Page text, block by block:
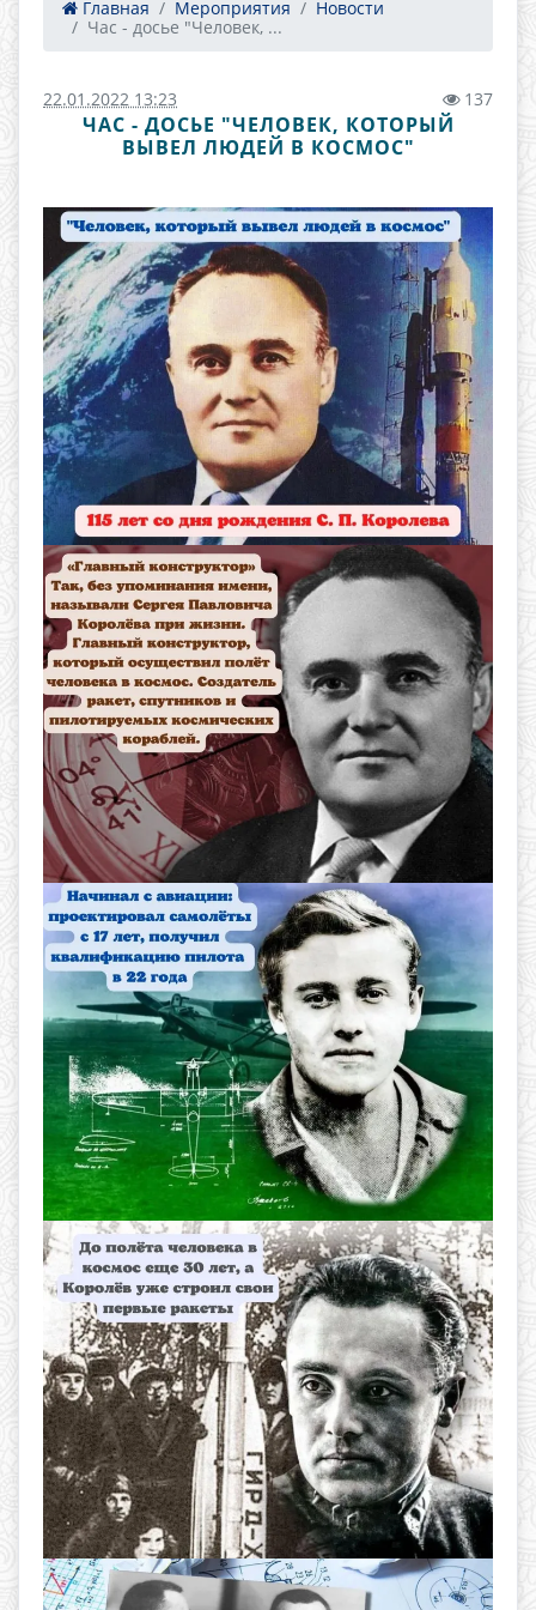
Главная Мероприятия
Новости
Час - досье "Человек, ...
22.01.2022 13:23 137
ЧАС - ДОСЬЕ "ЧЕЛОВЕК, КОТОРЫЙ
ВЫВЕЛ ЛЮДЕЙ В КОСМОС"